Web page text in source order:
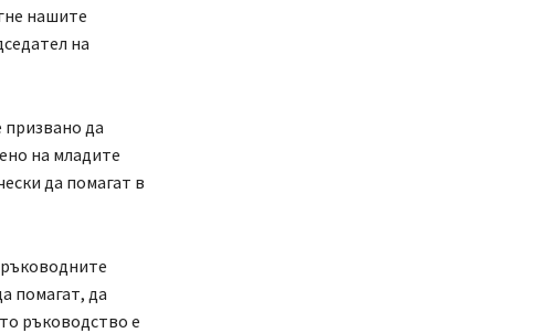
нашите
на
да
на младите
да помагат в
помагат, да
ръководство е